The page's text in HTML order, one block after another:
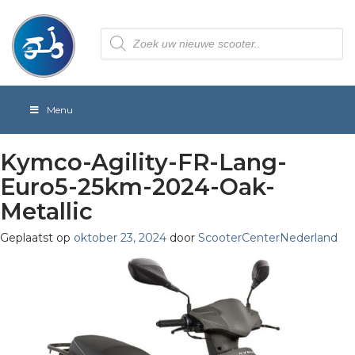
Producten
zoeken
Menu
Kymco-Agility-FR-Lang-
Euro5-25km-2024-Oak-
Metallic
Geplaatst op oktober 23, 2024 door ScooterCenterNederland